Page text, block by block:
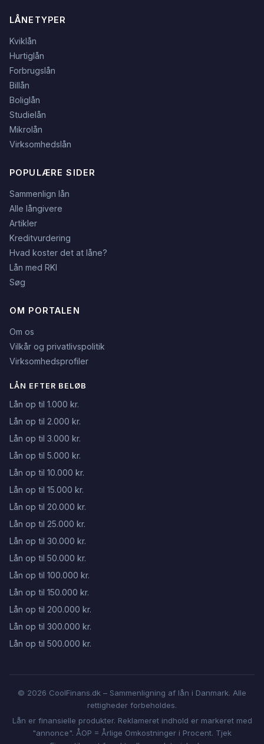
LÅNETYPER
Kviklån
Hurtiglån
Forbrugslån
Billån
Boliglån
Studielån
Mikrolån
Virksomhedslån
POPULÆRE SIDER
Sammenlign lån
Alle långivere
Artikler
Kreditvurdering
Hvad koster det at låne?
Lån med RKI
Søg
OM PORTALEN
Om os
Vilkår og privatlivspolitik
Virksomhedsprofiler
LÅN EFTER BELØB
Lån op til 1.000 kr.
Lån op til 2.000 kr.
Lån op til 3.000 kr.
Lån op til 5.000 kr.
Lån op til 10.000 kr.
Lån op til 15.000 kr.
Lån op til 20.000 kr.
Lån op til 25.000 kr.
Lån op til 30.000 kr.
Lån op til 50.000 kr.
Lån op til 100.000 kr.
Lån op til 150.000 kr.
Lån op til 200.000 kr.
Lån op til 300.000 kr.
Lån op til 500.000 kr.
© 2026 CoolFinans.dk – Sammenligning af lån i Danmark. Alle
rettigheder forbeholdes.
Lån er finansielle produkter. Reklameret indhold er markeret med
"annonce". ÅOP = Årlige Omkostninger i Procent. Tjek